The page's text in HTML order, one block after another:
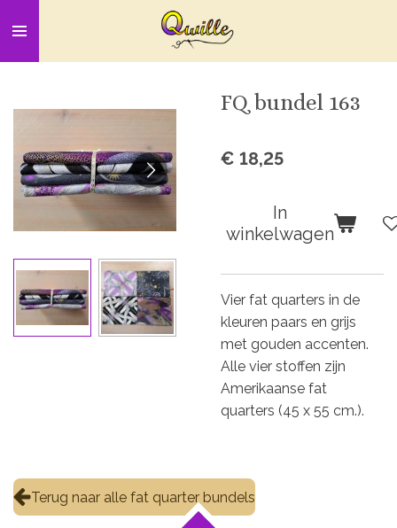
direct
naar
hoofdinhoud
FQ bundel 163
€ 18,25
In
winkelwagen
Vier fat quarters in de
kleuren paars en grijs
met gouden accenten.
Alle vier stoffen zijn
Amerikaanse fat
quarters (45 x 55 cm.).
Terug naar alle fat quarter bundels